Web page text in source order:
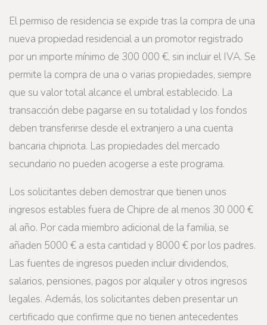
El permiso de residencia se expide tras la compra de una
nueva propiedad residencial a un promotor registrado
por un importe mínimo de 300 000 €, sin incluir el IVA. Se
permite la compra de una o varias propiedades, siempre
que su valor total alcance el umbral establecido. La
transacción debe pagarse en su totalidad y los fondos
deben transferirse desde el extranjero a una cuenta
bancaria chipriota. Las propiedades del mercado
secundario no pueden acogerse a este programa.
Los solicitantes deben demostrar que tienen unos
ingresos estables fuera de Chipre de al menos 30 000 €
al año. Por cada miembro adicional de la familia, se
añaden 5000 € a esta cantidad y 8000 € por los padres.
Las fuentes de ingresos pueden incluir dividendos,
salarios, pensiones, pagos por alquiler y otros ingresos
legales. Además, los solicitantes deben presentar un
certificado que confirme que no tienen antecedentes